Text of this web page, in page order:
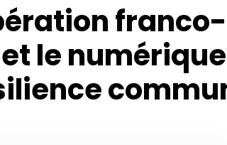
le